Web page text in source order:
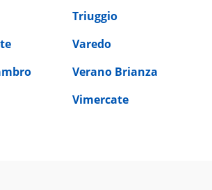
Triuggio
Varedo
Verano Brianza
Vimercate